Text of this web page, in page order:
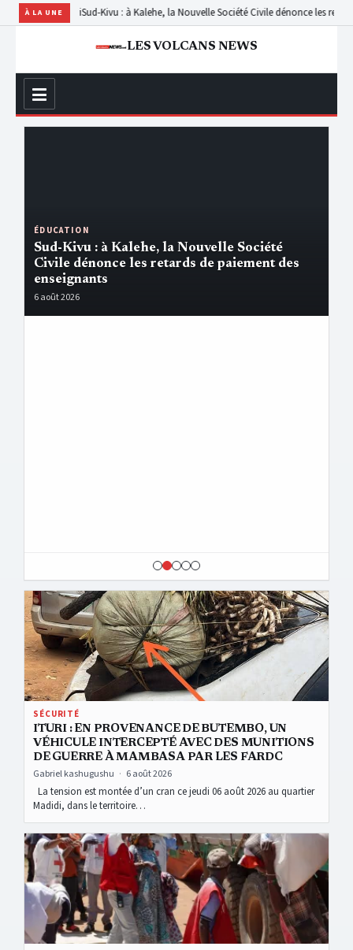
À LA UNE
TeturiSud-Kivu : à Kalehe, la Nouvelle Société Civile dénonce les retards de
LES VOLCANS NEWS
LES VOLCANS NEWS
ÉDUCATION
Sud-Kivu : à Kalehe, la Nouvelle Société
Civile dénonce les retards de paiement des
enseignants
6 août 2026
Ituri : en provenance de Butembo, un véhicule intercepté avec
SÉCURITÉ
ITURI : EN PROVENANCE DE BUTEMBO, UN
VÉHICULE INTERCEPTÉ AVEC DES MUNITIONS
DE GUERRE À MAMBASA PAR LES FARDC
Gabriel kashugushu · 6 août 2026
La tension est montée d’un cran ce jeudi 06 août 2026 au quartier
Madidi, dans le territoire…
Rutshuru : des ménages de Kyaghala et Kikuku bénéficient d’une